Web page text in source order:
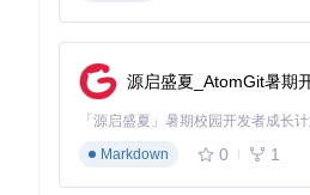
源启盛夏_AtomGit暑期
Markdown
0 1